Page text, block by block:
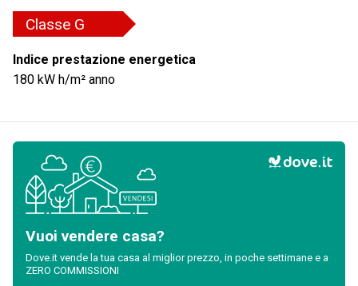
Classe G
Indice prestazione energetica
180 kW h/m² anno
Vuoi vendere casa?
Dove.it vende la tua casa al miglior prezzo, in poche settimane e a
ZERO COMMISSIONI